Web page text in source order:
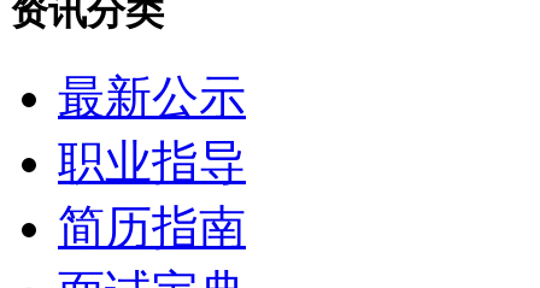
资讯分类
最新公示
职业指导
简历指南